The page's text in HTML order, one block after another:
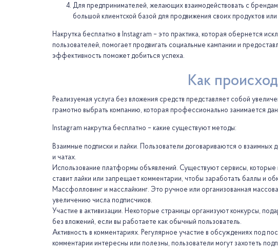
Для предпринимателей, желающих взаимодействовать с
большой клиентской базой для продвижения своих продуктов или
Накрутка бесплатно в Instagram – это практика, которая обернется
пользователей, помогает продвигать социальные кампании и
эффективность поможет добиться успеха.
Как
Реализуемая услуга без вложения средств представляет собой
грамотно выбрать компанию, которая профессионально занимается
Instagram накрутка бесплатно – какие существуют методы:
Взаимные подписки и лайки. Пользователи договариваются о
и чатах.
Использование платформы объявлений. Существуют сервисы, которые
ставит лайки или запрещает комментарии, чтобы заработать баллы и
Массфолловинг и масслайкинг. Это ручное или организованная
увеличению числа подписчиков.
Участие в активизации. Некоторые страницы организуют конкурсы,
без вложений, если вы работаете как обычный пользователь.
Активность в комментариях. Регулярное участие в обсуждениях под
комментарии интересны или полезны, пользователи могут захотеть